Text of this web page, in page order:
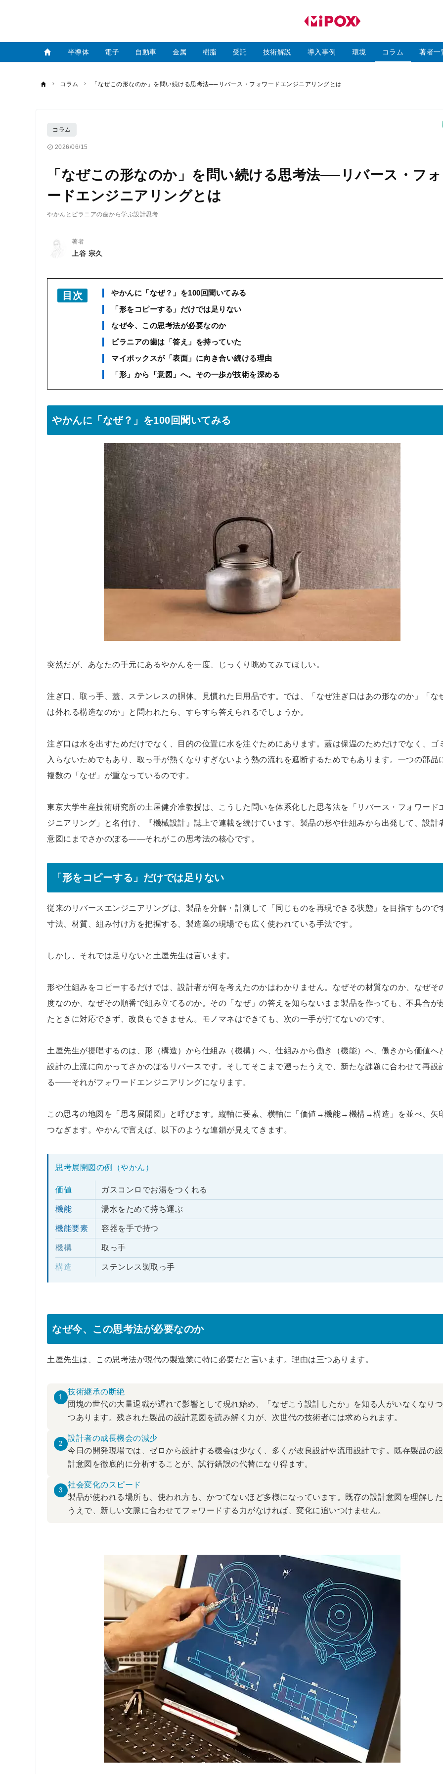
半導体 電子 自動車 金属 樹脂 受託 技術解説 導入事例 環境 コラム 著者一
コラム 「なぜこの形なのか」を問い続ける思考法──リバース・フォワードエンジニアリングとは
コラム
2026/06/15
「なぜこの形なのか」を問い続ける思考法──リバース・フ
ードエンジニアリングとは
やかんとピラニアの歯から学ぶ設計思考
著者
上谷 宗久
目次
やかんに「なぜ？」を100回聞いてみる
「形をコピーする」だけでは足りない
なぜ今、この思考法が必要なのか
ピラニアの歯は「答え」を持っていた
マイポックスが「表面」に向き合い続ける理由
「形」から「意図」へ。その一歩が技術を深める
やかんに「なぜ？」を100回聞いてみる
突然だが、あなたの手元にあるやかんを一度、じっくり眺めてみてほしい。
注ぎ口、取っ手、蓋、ステンレスの胴体。見慣れた日用品です。では、「なぜ注ぎ口はあの形なのか」「な
は外れる構造なのか」と問われたら、すらすら答えられるでしょうか。
注ぎ口は水を出すためだけでなく、目的の位置に水を注ぐためにあります。蓋は保温のためだけでなく、ゴ
入らないためでもあり、取っ手が熱くなりすぎないよう熱の流れを遮断するためでもあります。一つの部品
複数の「なぜ」が重なっているのです。
東京大学生産技術研究所の土屋健介准教授は、こうした問いを体系化した思考法を「リバース・フォワード
ジニアリング」と名付け、『機械設計』誌上で連載を続けています。製品の形や仕組みから出発して、設計
意図にまでさかのぼる——それがこの思考法の核心です。
「形をコピーする」だけでは足りない
従来のリバースエンジニアリングは、製品を分解・計測して「同じものを再現できる状態」を目指すもので
寸法、材質、組み付け方を把握する、製造業の現場でも広く使われている手法です。
しかし、それでは足りないと土屋先生は言います。
形や仕組みをコピーするだけでは、設計者が何を考えたのかはわかりません。なぜその材質なのか、なぜそ
度なのか、なぜその順番で組み立てるのか。その「なぜ」の答えを知らないまま製品を作っても、不具合が
たときに対応できず、改良もできません。モノマネはできても、次の一手が打てないのです。
土屋先生が提唱するのは、形（構造）から仕組み（機構）へ、仕組みから働き（機能）へ、働きから価値へ
設計の上流に向かってさかのぼるリバースです。そしてそこまで遡ったうえで、新たな課題に合わせて再設
る——それがフォワードエンジニアリングになります。
この思考の地図を「思考展開図」と呼びます。縦軸に要素、横軸に「価値→機能→機構→構造」を並べ、矢
つなぎます。やかんで言えば、以下のような連鎖が見えてきます。
思考展開図の例（やかん）
価値 ガスコンロでお湯をつくれる
機能 湯水をためて持ち運ぶ
機能要素 容器を手で持つ
機構 取っ手
構造 ステンレス製取っ手
なぜ今、この思考法が必要なのか
土屋先生は、この思考法が現代の製造業に特に必要だと言います。理由は三つあります。
1
技術継承の断絶
団塊の世代の大量退職が遅れて影響として現れ始め、「なぜこう設計したか」を知る人がいなくなりつ
つあります。残された製品の設計意図を読み解く力が、次世代の技術者には求められます。
2
設計者の成長機会の減少
今日の開発現場では、ゼロから設計する機会は少なく、多くが改良設計や流用設計です。既存製品の設
計意図を徹底的に分析することが、試行錯誤の代替になり得ます。
3
社会変化のスピード
製品が使われる場所も、使われ方も、かつてないほど多様になっています。既存の設計意図を理解した
うえで、新しい文脈に合わせてフォワードする力がなければ、変化に追いつけません。